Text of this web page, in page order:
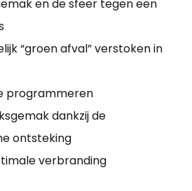
en de sfeer tegen een
“groen afval” verstoken in
programmeren
dankzij de
ontsteking
verbranding